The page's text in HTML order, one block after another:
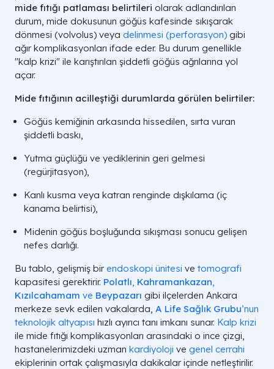
mide fıtığı patlaması belirtileri olarak adlandırılan
durum, mide dokusunun göğüs kafesinde sıkışarak
dönmesi (volvolus) veya delinmesi (perforasyon) gibi
ağır komplikasyonları ifade eder. Bu durum genellikle
"kalp krizi" ile karıştırılan şiddetli göğüs ağrılarına yol
açar.
Mide fıtığının acilleştiği durumlarda görülen belirtiler:
Göğüs kemiğinin arkasında hissedilen, sırta vuran
şiddetli baskı,
Yutma güçlüğü ve yediklerinin geri gelmesi
(regürjitasyon),
Kanlı kusma veya katran renginde dışkılama (iç
kanama belirtisi),
Midenin göğüs boşluğunda sıkışması sonucu gelişen
nefes darlığı.
Bu tablo, gelişmiş birendoskopi ünitesi ve tomografi
kapasitesi gerektirir. Polatlı, Kahramankazan,
Kızılcahamam ve Beypazarı gibi ilçelerden Ankara
merkeze sevk edilen vakalarda, A Life Sağlık Grubu’nun
teknolojik altyapısı hızlı ayırıcı tanı imkanı sunar. Kalp krizi
ile mide fıtığı komplikasyonları arasındaki o ince çizgi,
hastanelerimizdeki uzman kardiyoloji ve genel cerrahi
ekiplerinin ortak çalışmasıyla dakikalar içinde netleştirilir.